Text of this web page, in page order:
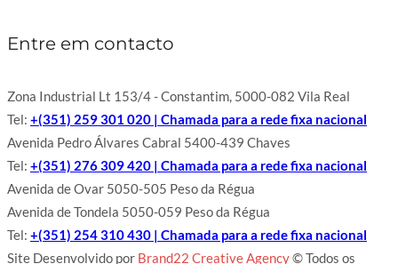
Entre em contacto
Zona Industrial Lt 153/4 - Constantim, 5000-082 Vila Real
Tel: +(351) 259 301 020 | Chamada para a rede fixa nacional
Avenida Pedro Álvares Cabral 5400-439 Chaves
Tel: +(351) 276 309 420 | Chamada para a rede fixa nacional
Avenida de Ovar 5050-505 Peso da Régua
Avenida de Tondela 5050-059 Peso da Régua
Tel: +(351) 254 310 430 | Chamada para a rede fixa nacional
Site Desenvolvido por Brand22 Creative Agency© Todos os